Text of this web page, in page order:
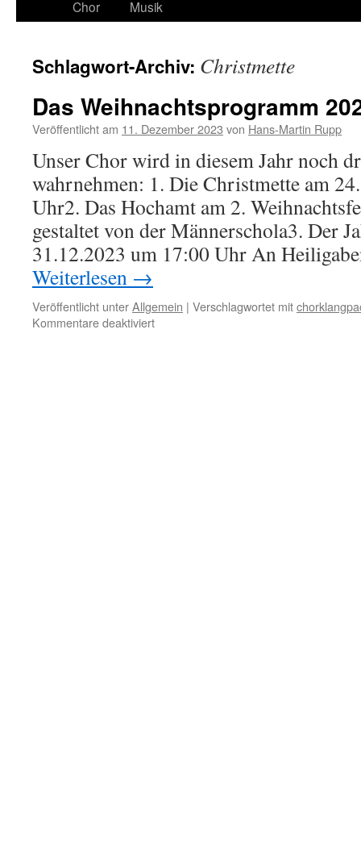
Chor
Musik
Schlagwort-Archiv: Christmette
Das Weihnachtsprogramm
Veröffentlicht am 11. Dezember 2023 von Hans-Martin Rupp
Unser Chor wird in diesem Jahr noch
wahrnehmen: 1. Die Christmette am
Uhr2. Das Hochamt am 2.
gestaltet von der Männerschola3. Der
31.12.2023 um 17:00 Uhr An
Weiterlesen →
Veröffentlicht unterAllgemein | Verschlagwortet mit
Kommentare deaktiviertfür